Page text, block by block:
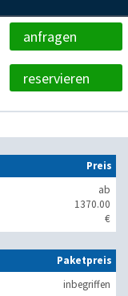
anfragen
reservieren
Preis
ab
1370.00
€
Paketpreis
inbegriffen